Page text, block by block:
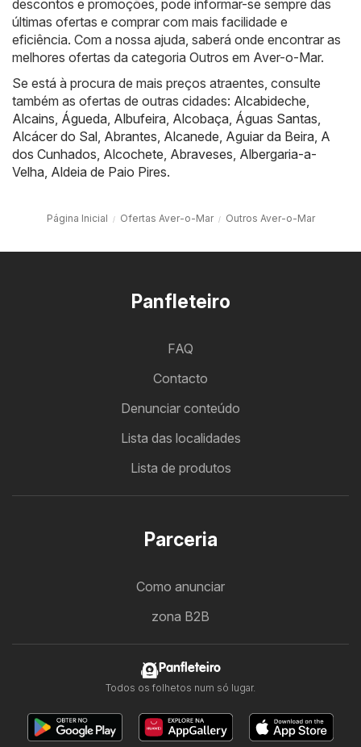
descontos e promoções, pode informar-se sempre das
últimas ofertas e comprar com mais facilidade e
eficiência. Com a nossa ajuda, saberá onde encontrar as
melhores ofertas da categoria Outros em Aver-o-Mar.
Se está à procura de mais preços atraentes, consulte
também as ofertas de outras cidades: Alcabideche
Alcains Águeda Albufeira Alcobaça Águas Santas
Alcácer do Sal Abrantes Alcanede Aguiar da Beira A
dos Cunhados Alcochete Abraveses Albergaria-a-
Velha Aldeia de Paio Pires.
Página Inicial Ofertas Aver-o-Mar Outros Aver-o-Mar
Panfleteiro
FAQ
Contacto
Denunciar conteúdo
Lista das localidades
Lista de produtos
Parceria
Como anunciar
zona B2B
Panfleteiro
Todos os folhetos num só lugar.